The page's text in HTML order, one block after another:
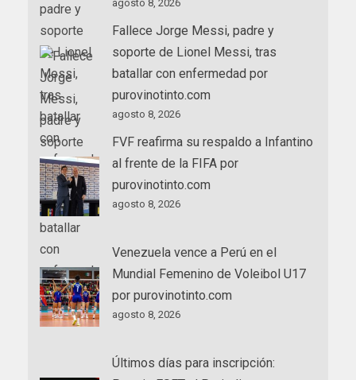
agosto 8, 2026
Fallece Jorge Messi, padre y
soporte de Lionel Messi, tras
batallar con enfermedad por
purovinotinto.com
agosto 8, 2026
FVF reafirma su respaldo a Infantino
al frente de la FIFA por
purovinotinto.com
agosto 8, 2026
Venezuela vence a Perú en el
Mundial Femenino de Voleibol U17
por purovinotinto.com
agosto 8, 2026
Últimos días para inscripción: